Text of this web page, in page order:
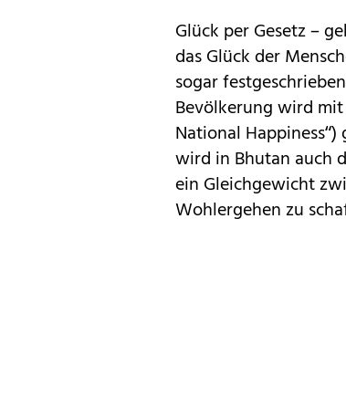
Glück per Gesetz –
das Glück der
sogar
Bevölkerung wird
National
wird in Bhutan auch
ein Gleichgewicht
Wohlergehen zu